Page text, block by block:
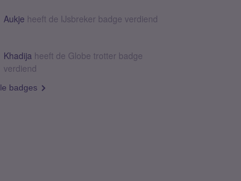
Aukje heeft de IJsbreker badge verdiend
Khadija heeft de Globe trotter badge
verdiend
badges